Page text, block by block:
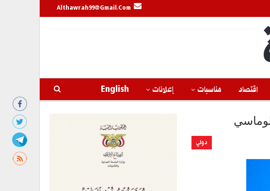
Althawrah99@gmail.com
اقتصاد مناسبات إعلانات English
دولي